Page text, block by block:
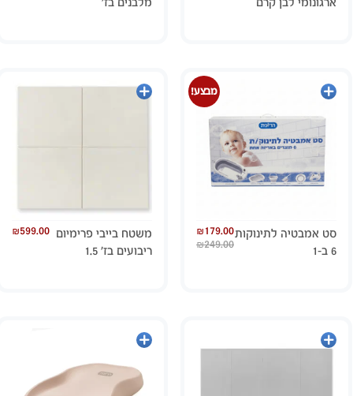
מבצע!
סט אמבטיה לתינוקות
6 ב-1
₪249.00
₪179.00
מידע
נוסף
משטח בייבי פרימיום
ריבועים בז’ 1.5
₪599.00
הוספה
לסל
הוספה
לסל
הוספה
לסל